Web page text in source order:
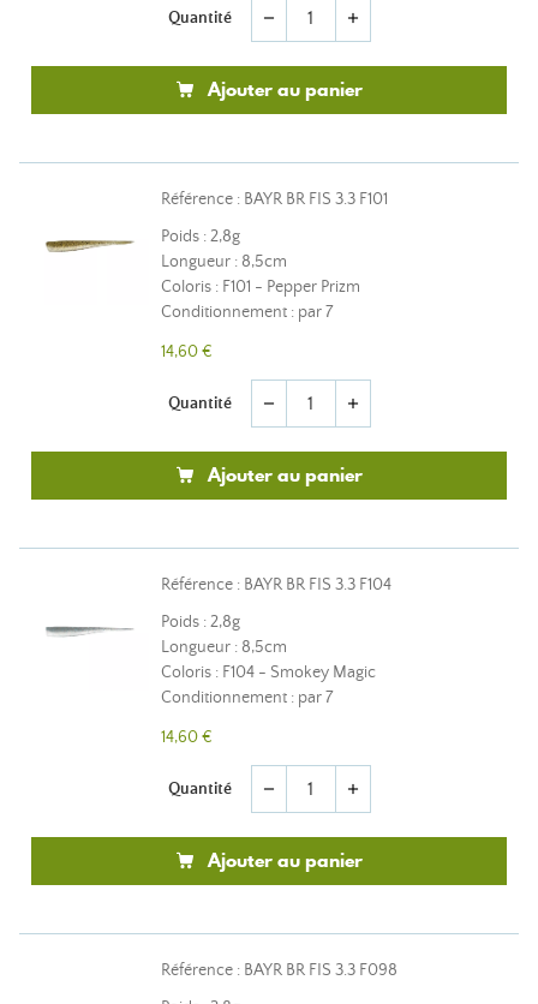
Quantité remove add
Ajouter au panier
Référence : BAYR BR FIS 3.3 F101
Poids : 2,8g
Longueur : 8,5cm
Coloris : F101 - Pepper Prizm
Conditionnement : par 7
14,60 €
Quantité remove add
Ajouter au panier
Référence : BAYR BR FIS 3.3 F104
Poids : 2,8g
Longueur : 8,5cm
Coloris : F104 - Smokey Magic
Conditionnement : par 7
14,60 €
Quantité remove add
Ajouter au panier
Référence : BAYR BR FIS 3.3 F098